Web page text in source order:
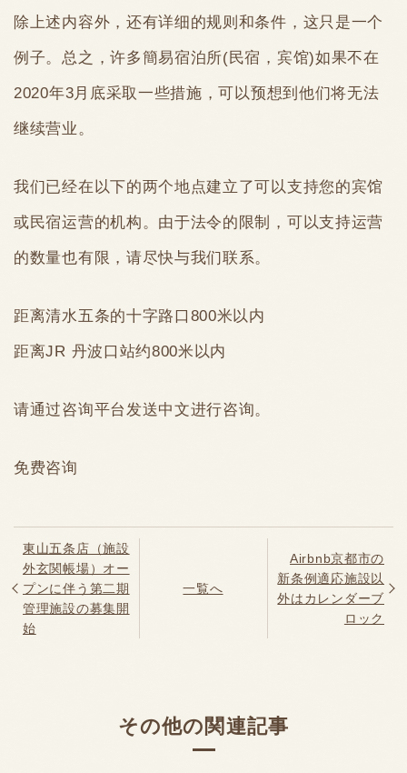
除上述内容外，还有详细的规则和条件，这只是一个
例子。总之，许多簡易宿泊所(民宿，宾馆)如果不在
2020年3月底采取一些措施，可以预想到他们将无法
继续营业。
我们已经在以下的两个地点建立了可以支持您的宾馆
或民宿运营的机构。由于法令的限制，可以支持运营
的数量也有限，请尽快与我们联系。
距离清水五条的十字路口800米以内
距离JR 丹波口站约800米以内
请通过咨询平台发送中文进行咨询。
免费咨询
東山五条店（施設
外玄関帳場）オー
プンに伴う第二期
管理施設の募集開
始
一覧へ
Airbnb京都市の
新条例適応施設以
外はカレンダーブ
ロック
その他の関連記事